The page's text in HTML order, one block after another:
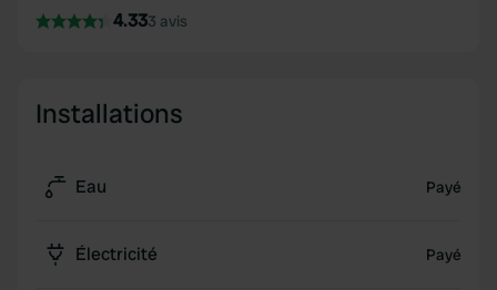
4.333 avis
Installations
Eau Payé
Électricité Payé